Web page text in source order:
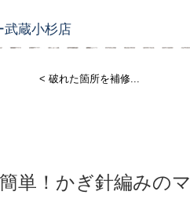
武蔵小杉店
< 破れた箇所を補修...
簡単！かぎ針編みの